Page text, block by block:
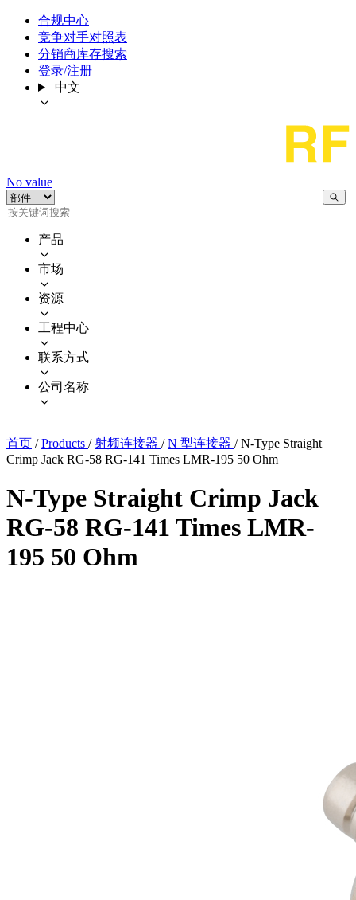
合规中心
竞争对手对照表
分销商库存搜索
登录/注册
中文
No value
产品
市场
资源
工程中心
联系方式
公司名称
首页 / Products / 射频连接器 / N 型连接器 / N-Type Straight
Crimp Jack RG-58 RG-141 Times LMR-195 50 Ohm
N-Type Straight Crimp Jack
RG-58 RG-141 Times LMR-
195 50 Ohm